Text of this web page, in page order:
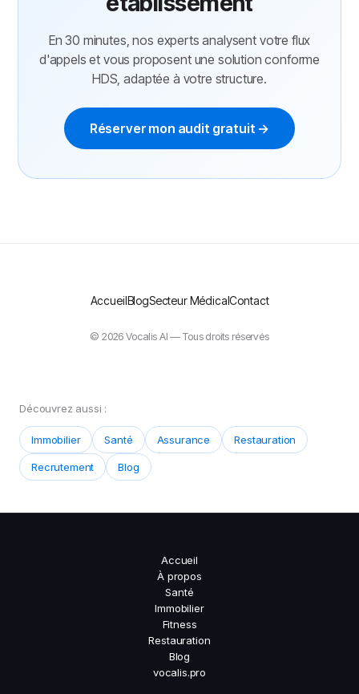
En 30 minutes, nos experts analysent votre flux
d'appels et vous proposent une solution conforme
HDS, adaptée à votre structure.
Réserver mon audit gratuit →
AccueilBlogSecteur MédicalContact
© 2026 Vocalis AI — Tous droits réservés
Découvrez aussi :
Immobilier Santé Assurance Restauration
Recrutement Blog
Accueil
À propos
Santé
Immobilier
Fitness
Restauration
Blog
vocalis.pro